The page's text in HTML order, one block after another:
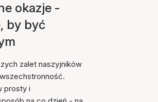
okazje -
by być
zalet naszyjników
prosty i